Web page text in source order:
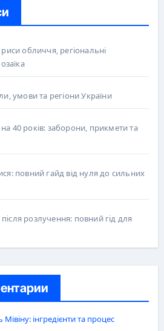
обличчя, регіональні
умови та регіони України
40 років: заборони, прикмети та
повний гайд від нуля до сильних
розлучення: повний гід для
інгредієнти та процес